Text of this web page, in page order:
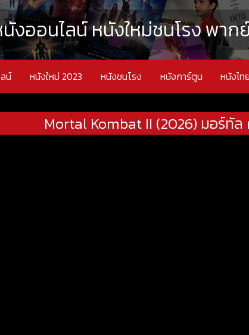
งออนไลน์ หนังใหม่ชนโรง พาก
น์ หนังใหม่ 2023 หนังชนโรง หนังการ์ตูน หนังไทย
Mortal Kombat II (2026) มอร์ทั